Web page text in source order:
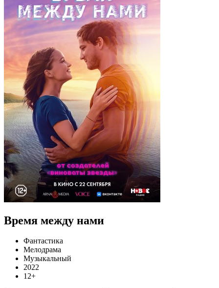
Время между нами
Фантастика
Мелодрама
Музыкальный
2022
12+